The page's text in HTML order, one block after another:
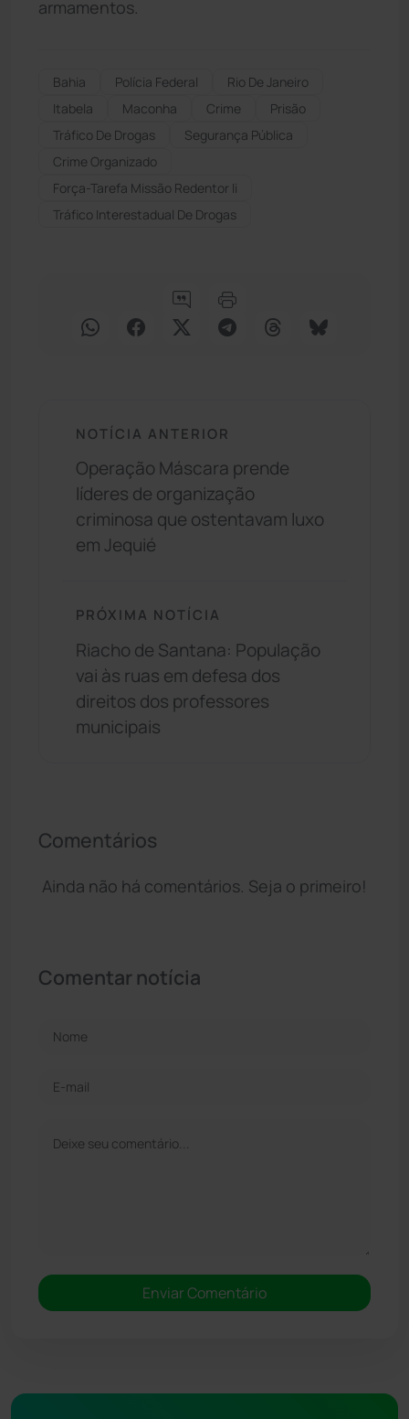
armamentos.
Bahia Polícia Federal
Rio De Janeiro
Itabela
Maconha Crime
Prisão
Tráfico De Drogas
Segurança Pública
Crime Organizado
Força-Tarefa Missão Redentor Ii
Tráfico Interestadual De Drogas
NOTÍCIA ANTERIOR
Operação Máscara prende
líderes de organização
criminosa que ostentavam luxo
em Jequié
PRÓXIMA NOTÍCIA
Riacho de Santana: População
vai às ruas em defesa dos
direitos dos professores
municipais
Comentários
Ainda não há comentários. Seja o primeiro!
Comentar notícia